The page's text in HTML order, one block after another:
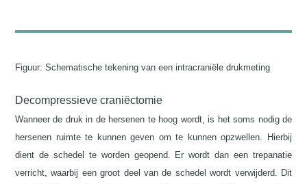
Figuur: Schematische tekening van een intracraniële drukmeting
Decompressieve craniëctomie
Wanneer de druk in de hersenen te hoog wordt, is het soms nodig de
hersenen ruimte te kunnen geven om te kunnen opzwellen. Hierbij
dient de schedel te worden geopend. Er wordt dan een trepanatie
verricht, waarbij een groot deel van de schedel wordt verwijderd. Dit